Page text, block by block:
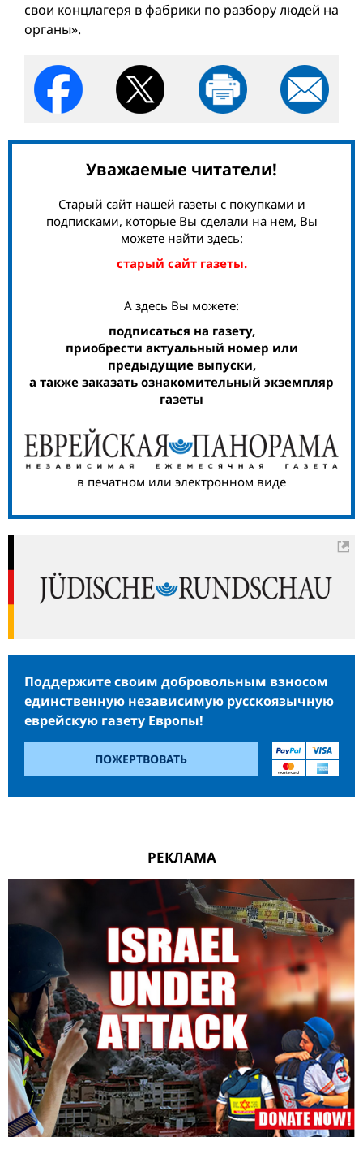
свои концлагеря в фабрики по разбору людей на
органы».
Уважаемые читатели!
Старый сайт нашей газеты с покупками и
подписками, которые Вы сделали на нем, Вы
можете найти здесь:
старый сайт газеты.
А здесь Вы можете:
подписаться на газету,
приобрести актуальный номер или
предыдущие выпуски,
а также заказать ознакомительный экземпляр
газеты
в печатном или электронном виде
Поддержите своим добровольным взносом
единственную независимую русскоязычную
еврейскую газету Европы!
ПОЖЕРТВОВАТЬ
РЕКЛАМА